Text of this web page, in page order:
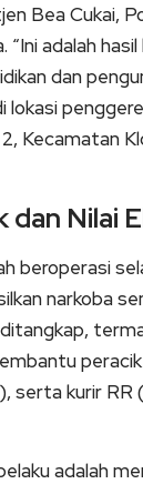
Bea Cukai,
adalah
dan
lokasi
Kecamatan
dan Nilai
beroperasi
narkoba
serta kurir RR
adalah